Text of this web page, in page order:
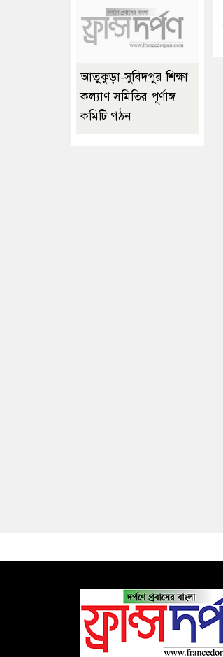
আতুকুড়া-সুবিদপুর শিক্ষা
কল্যাণ সমিতির পূর্ণাঙ্গ
কমিটি গঠন